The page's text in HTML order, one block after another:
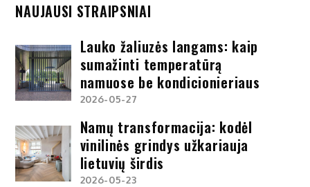
NAUJAUSI STRAIPSNIAI
Lauko žaliuzės langams: kaip
sumažinti temperatūrą
namuose be kondicionieriaus
2026-05-27
Namų transformacija: kodėl
vinilinės grindys užkariauja
lietuvių širdis
2026-05-23